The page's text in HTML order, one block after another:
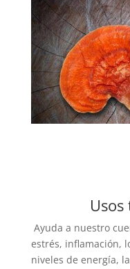
Ayuda a nuestro
estrés, inflamación,
niveles de energía,